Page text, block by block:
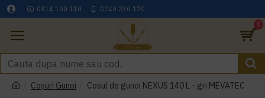
0314 100 110 0740 230 170
0
Coşuri Gunoi Cosul de gunoi NEXUS 140 L - gri MEVATEC